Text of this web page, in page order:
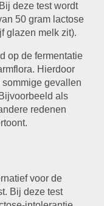
deze test wordt
50 gram lactose
glazen melk zit).
op de fermentatie
Hierdoor
gevallen
als
redenen
voor de
Bij deze test